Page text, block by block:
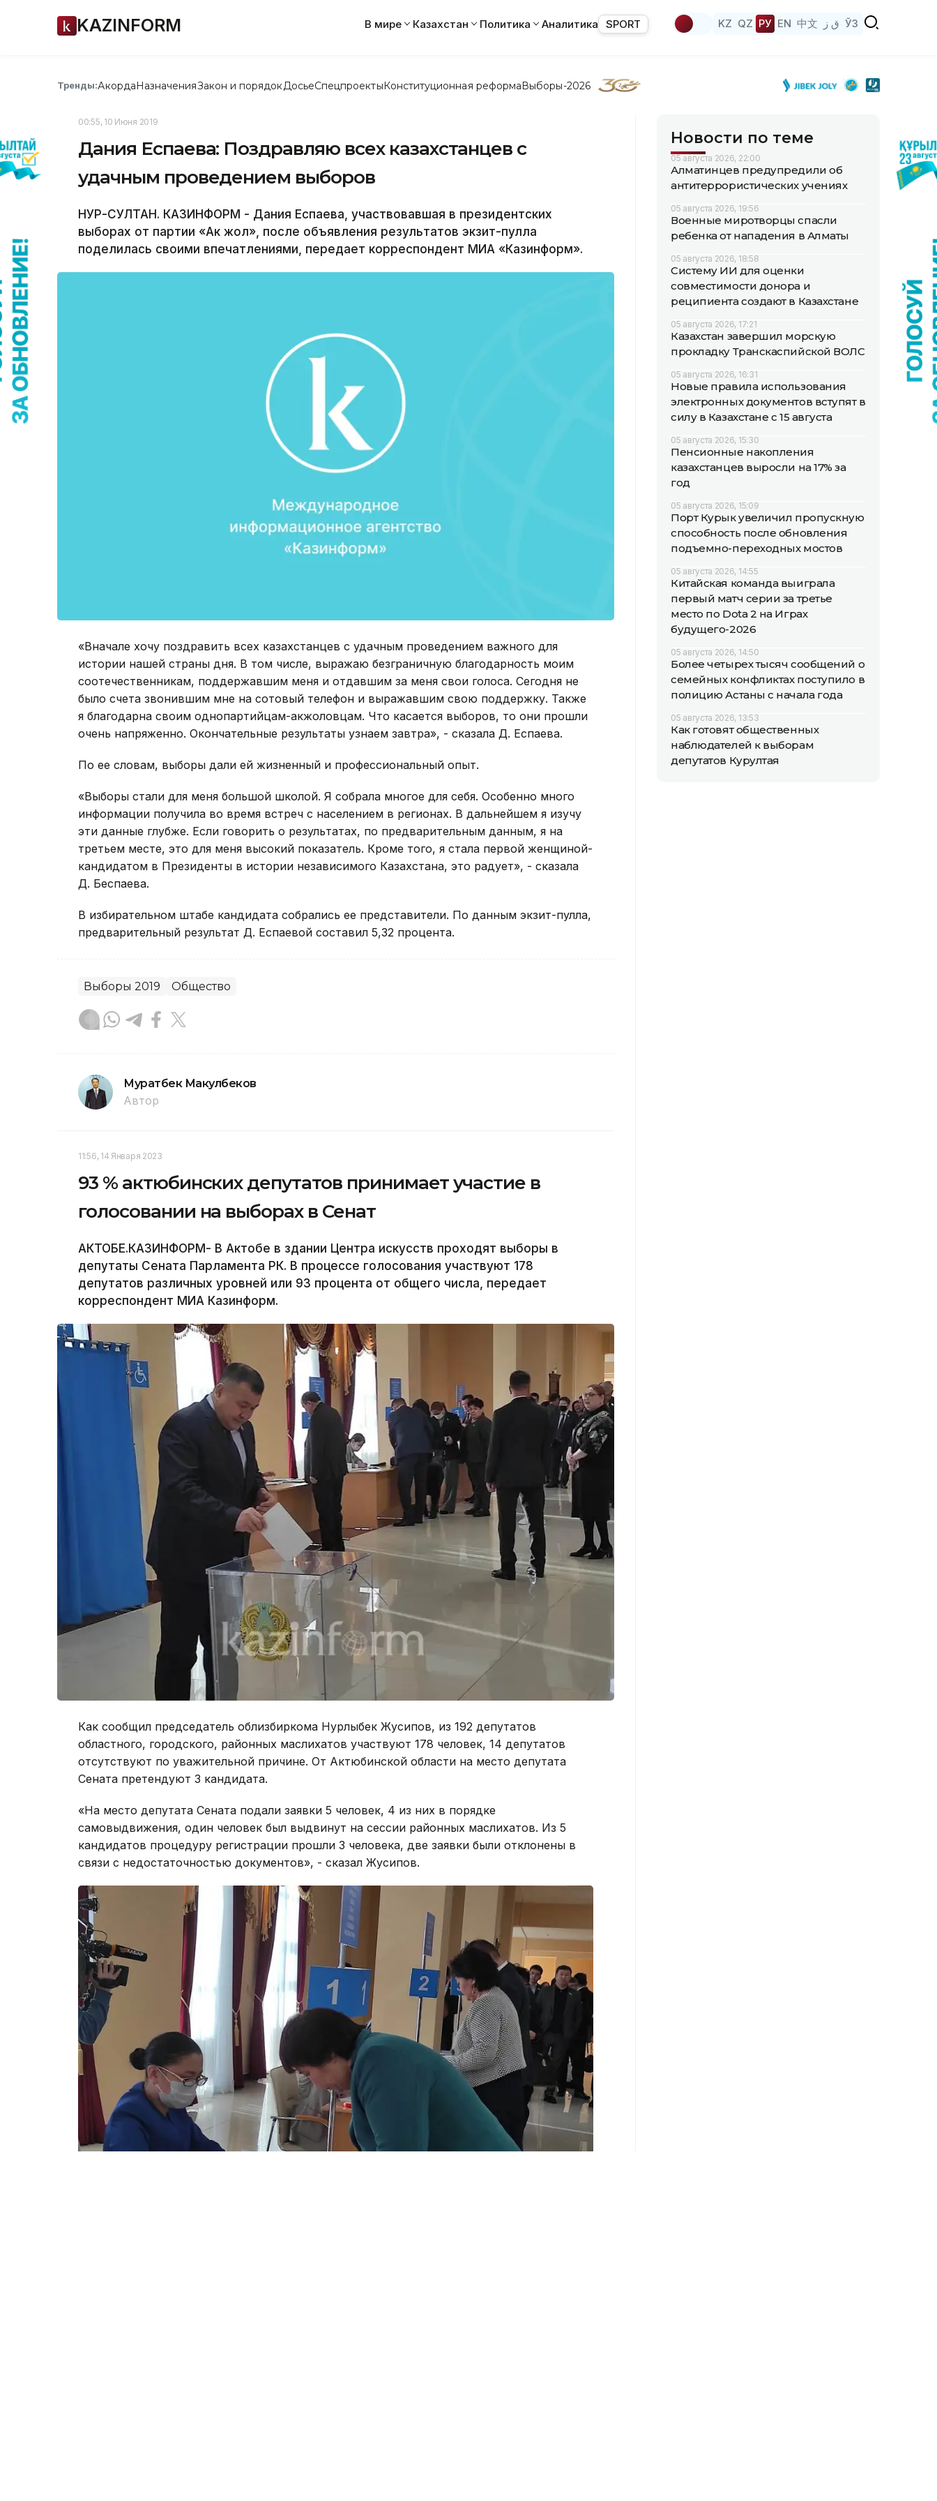
KAZINFORM В мире Казахстан Политика Аналитика SPORT KZ QZ РУ EN 中文 ق ز ЎЗ
Тренды:АкордаНазначенияЗакон и порядок ДосьеСпецпроектыКонституционная реформаВыборы-2026
00:55, 10 Июня 2019
Дания Еспаева: Поздравляю всех казахстанцев с
удачным проведением выборов
НУР-СУЛТАН. КАЗИНФОРМ - Дания Еспаева, участвовавшая в президентских
выборах от партии «Ак жол», после объявления результатов экзит-пулла
поделилась своими впечатлениями, передает корреспондент МИА «Казинформ».
«Вначале хочу поздравить всех казахстанцев с удачным проведением важного для
истории нашей страны дня. В том числе, выражаю безграничную благодарность моим
соотечественникам, поддержавшим меня и отдавшим за меня свои голоса. Сегодня не
было счета звонившим мне на сотовый телефон и выражавшим свою поддержку. Также
я благодарна своим однопартийцам-акжоловцам. Что касается выборов, то они прошли
очень напряженно. Окончательные результаты узнаем завтра», - сказала Д. Еспаева.
По ее словам, выборы дали ей жизненный и профессиональный опыт.
«Выборы стали для меня большой школой. Я собрала многое для себя. Особенно много
информации получила во время встреч с населением в регионах. В дальнейшем я изучу
эти данные глубже. Если говорить о результатах, по предварительным данным, я на
третьем месте, это для меня высокий показатель. Кроме того, я стала первой женщиной-
кандидатом в Президенты в истории независимого Казахстана, это радует», - сказала
Д. Беспаева.
В избирательном штабе кандидата собрались ее представители. По данным экзит-пулла,
предварительный результат Д. Еспаевой составил 5,32 процента.
Выборы 2019 Общество
Муратбек Макулбеков
Автор
11:56, 14 Января 2023
93 % актюбинских депутатов принимает участие в
голосовании на выборах в Сенат
АКТОБЕ.КАЗИНФОРМ- В Актобе в здании Центра искусств проходят выборы в
депутаты Сената Парламента РК. В процессе голосования участвуют 178
депутатов различных уровней или 93 процента от общего числа, передает
корреспондент МИА Казинформ.
Как сообщил председатель облизбиркома Нурлыбек Жусипов, из 192 депутатов
областного, городского, районных маслихатов участвуют 178 человек, 14 депутатов
отсутствуют по уважительной причине. От Актюбинской области на место депутата
Сената претендуют 3 кандидата.
«На место депутата Сената подали заявки 5 человек, 4 из них в порядке
самовыдвижения, один человек был выдвинут на сессии районных маслихатов. Из 5
кандидатов процедуру регистрации прошли 3 человека, две заявки были отклонены в
связи с недостаточностью документов», - сказал Жусипов.
Новости по теме
05 августа 2026, 22:00
Алматинцев предупредили об
антитеррористических учениях
05 августа 2026, 19:56
Военные миротворцы спасли
ребенка от нападения в Алматы
05 августа 2026, 18:58
Систему ИИ для оценки
совместимости донора и
реципиента создают в Казахстане
05 августа 2026, 17:21
Казахстан завершил морскую
прокладку Транскаспийской ВОЛС
05 августа 2026, 16:31
Новые правила использования
электронных документов вступят в
силу в Казахстане с 15 августа
05 августа 2026, 15:30
Пенсионные накопления
казахстанцев выросли на 17% за
год
05 августа 2026, 15:09
Порт Курык увеличил пропускную
способность после обновления
подъемно-переходных мостов
05 августа 2026, 14:55
Китайская команда выиграла
первый матч серии за третье
место по Dota 2 на Играх
будущего-2026
05 августа 2026, 14:50
Более четырех тысяч сообщений о
семейных конфликтах поступило в
полицию Астаны с начала года
05 августа 2026, 13:53
Как готовят общественных
наблюдателей к выборам
депутатов Курултая